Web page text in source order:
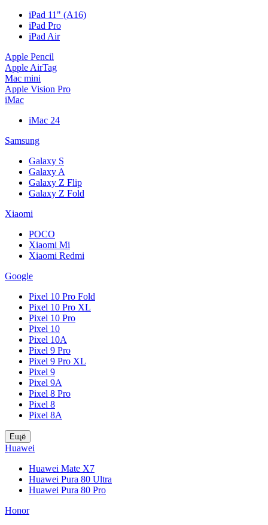
iPad 11" (A16)
iPad Pro
iPad Air
Apple Pencil
Apple AirTag
Mac mini
Apple Vision Pro
iMac
iMac 24
Samsung
Galaxy S
Galaxy A
Galaxy Z Flip
Galaxy Z Fold
Xiaomi
POCO
Xiaomi Mi
Xiaomi Redmi
Google
Pixel 10 Pro Fold
Pixel 10 Pro XL
Pixel 10 Pro
Pixel 10
Pixel 10A
Pixel 9 Pro
Pixel 9 Pro XL
Pixel 9
Pixel 9A
Pixel 8 Pro
Pixel 8
Pixel 8A
Ещё
Huawei
Huawei Mate X7
Huawei Pura 80 Ultra
Huawei Pura 80 Pro
Honor